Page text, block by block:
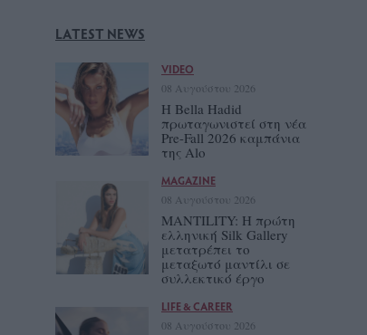
LATEST NEWS
VIDEO
08 Αυγούστου 2026
Η Bella Hadid
πρωταγωνιστεί στη νέα
Pre-Fall 2026 καμπάνια
της Alo
MAGAZINE
08 Αυγούστου 2026
MANTILITY: Η πρώτη
ελληνική Silk Gallery
μετατρέπει το
μεταξωτό μαντίλι σε
συλλεκτικό έργο
LIFE & CAREER
08 Αυγούστου 2026